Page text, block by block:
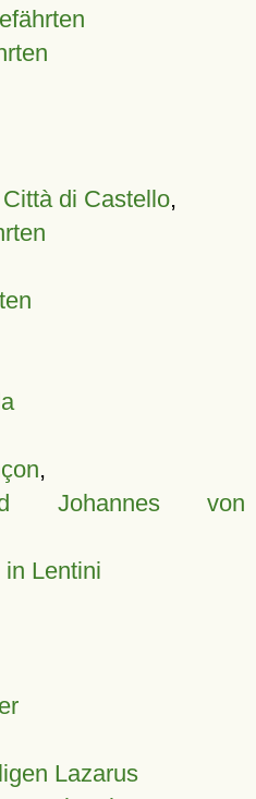
di Castello,
,
Johannes von
Lentini
Lazarus